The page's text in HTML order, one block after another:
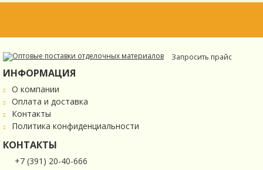
Запросить прайс
ИНФОРМАЦИЯ
О компании
Оплата и доставка
Контакты
Политика конфиденциальности
КОНТАКТЫ
+7 (391) 20-40-666